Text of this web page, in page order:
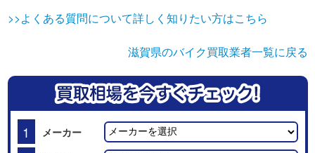
>>よくある質問について詳しく知りたい方はこちら
滋賀県のバイク買取業者一覧に戻る
1 メーカー